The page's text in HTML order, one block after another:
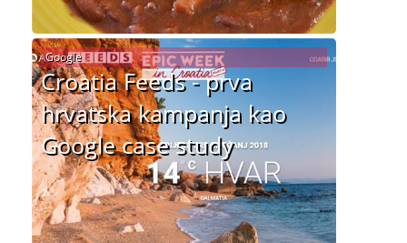
Croatia Feeds - prva
hrvatska kampanja kao
Google case study
Google